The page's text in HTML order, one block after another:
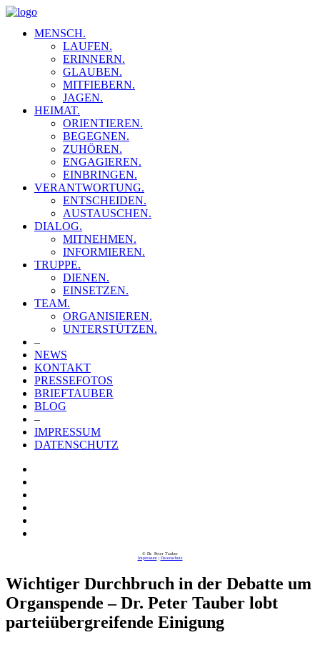
MENSCH.
LAUFEN.
ERINNERN.
GLAUBEN.
MITFIEBERN.
JAGEN.
HEIMAT.
ORIENTIEREN.
BEGEGNEN.
ZUHÖREN.
ENGAGIEREN.
EINBRINGEN.
VERANTWORTUNG.
ENTSCHEIDEN.
AUSTAUSCHEN.
DIALOG.
MITNEHMEN.
INFORMIEREN.
TRUPPE.
DIENEN.
EINSETZEN.
TEAM.
ORGANISIEREN.
UNTERSTÜTZEN.
–
NEWS
KONTAKT
PRESSEFOTOS
BRIEFTAUBER
BLOG
–
IMPRESSUM
DATENSCHUTZ
© Dr. Peter Tauber
Impressum| Datenschutz
Wichtiger Durchbruch in der Debatte um
Organspende – Dr. Peter Tauber lobt
parteiübergreifende Einigung